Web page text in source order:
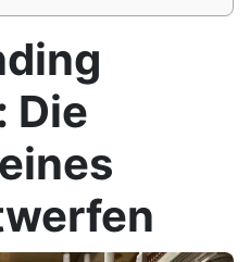
Die